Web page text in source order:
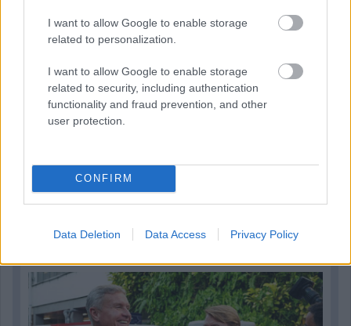
I want to allow Google to enable storage
related to personalization.
I want to allow Google to enable storage
related to security, including authentication
functionality and fraud prevention, and other
user protection.
CONFIRM
Data Deletion Data Access Privacy Policy
21 órája
Hakkinen megtartaná a Norris-Piastri párost a